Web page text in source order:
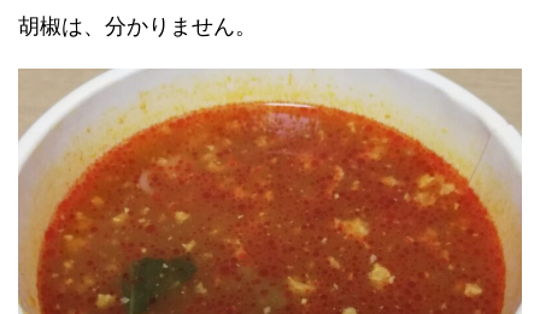
胡椒は、分かりません。